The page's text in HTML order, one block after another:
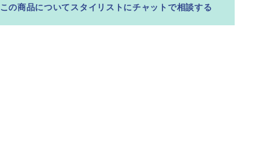
この商品についてスタイリストにチャットで相談する